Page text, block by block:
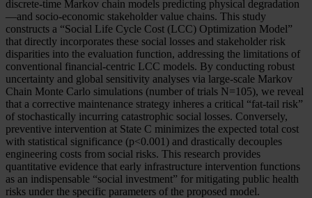
discrete-time Markov chain models predicting physical degradation
—and socio-economic stakeholder value chains. This study
constructs a “Social Life Cycle Cost (LCC) Optimization Model”
that directly incorporates these social losses and stakeholder risk
disparities into the evaluation function, addressing the limitations of
conventional financial-centric LCC models. By conducting robust
uncertainty and global sensitivity analyses via large-scale Markov
Chain Monte Carlo simulations (number of trials N=105), we reveal
that a corrective maintenance strategy inheres a critical “fat-tail risk”
of stochastically incurring catastrophic social losses. Conversely,
preventive intervention at State C minimizes the expected total cost
with statistical significance (p<0.001) and drastically decouples
engineering costs from social risks. This research provides
quantitative evidence that early infrastructure intervention functions
as an indispensable “social investment” for mitigating public health
risks under the specific parameters of the proposed model.